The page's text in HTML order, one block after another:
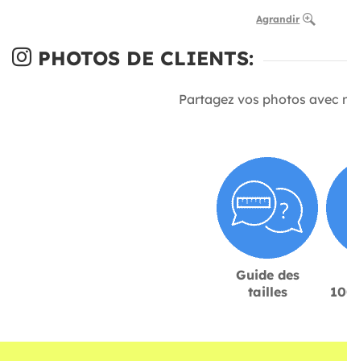
Agrandir
PHOTOS DE CLIENTS:
Partagez vos photos avec
Guide des
tailles